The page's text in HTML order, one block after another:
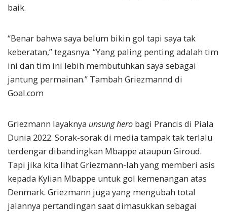
baik.
“Benar bahwa saya belum bikin gol tapi saya tak
keberatan,” tegasnya. “Yang paling penting adalah tim
ini dan tim ini lebih membutuhkan saya sebagai
jantung permainan.” Tambah Griezmannd di
Goal.com
Griezmann layaknya unsung hero bagi Prancis di Piala
Dunia 2022. Sorak-sorak di media tampak tak terlalu
terdengar dibandingkan Mbappe ataupun Giroud.
Tapi jika kita lihat Griezmann-lah yang memberi asis
kepada Kylian Mbappe untuk gol kemenangan atas
Denmark. Griezmann juga yang mengubah total
jalannya pertandingan saat dimasukkan sebagai